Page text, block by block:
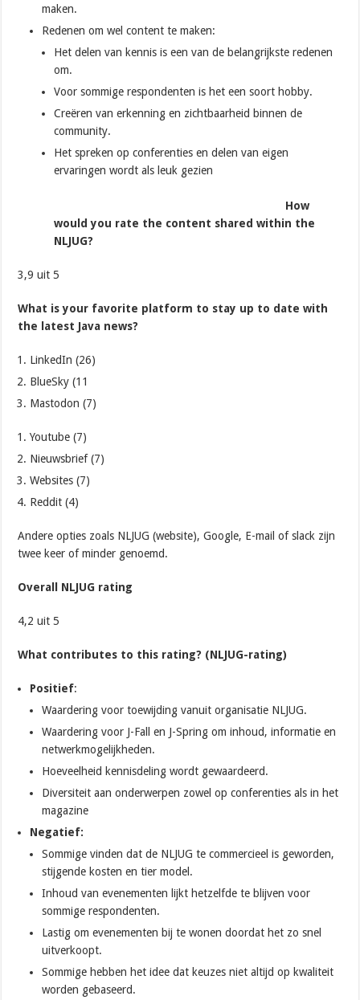
maken.
Redenen om wel content te maken:
Het delen van kennis is een van de belangrijkste redenen
om.
Voor sommige respondenten is het een soort hobby.
Creëren van erkenning en zichtbaarheid binnen de
community.
Het spreken op conferenties en delen van eigen
ervaringen wordt als leuk gezien
How
would you rate the content shared within the
NLJUG?
3,9 uit 5
What is your favorite platform to stay up to date with
the latest Java news?
LinkedIn (26)
BlueSky (11
Mastodon (7)
Youtube (7)
Nieuwsbrief (7)
Websites (7)
Reddit (4)
Andere opties zoals NLJUG (website), Google, E-mail of slack zijn
twee keer of minder genoemd.
Overall NLJUG rating
4,2 uit 5
What contributes to this rating? (NLJUG-rating)
Positief:
Waardering voor toewijding vanuit organisatie NLJUG.
Waardering voor J-Fall en J-Spring om inhoud, informatie en
netwerkmogelijkheden.
Hoeveelheid kennisdeling wordt gewaardeerd.
Diversiteit aan onderwerpen zowel op conferenties als in het
magazine
Negatief:
Sommige vinden dat de NLJUG te commercieel is geworden,
stijgende kosten en tier model.
Inhoud van evenementen lijkt hetzelfde te blijven voor
sommige respondenten.
Lastig om evenementen bij te wonen doordat het zo snel
uitverkoopt.
Sommige hebben het idee dat keuzes niet altijd op kwaliteit
worden gebaseerd.